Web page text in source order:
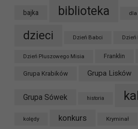
bajka biblioteka dla
dzieci Dzień Babci Dzień
Dzień Pluszowego Misia Franklin
Grupa Krabików Grupa Lisków
Grupa Sówek historia
kolędy konkurs Kryminał